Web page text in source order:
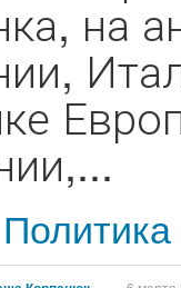
на
Политика